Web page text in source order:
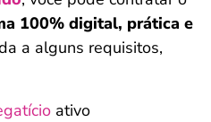
100% digital, prática e
a alguns requisitos,
ativo